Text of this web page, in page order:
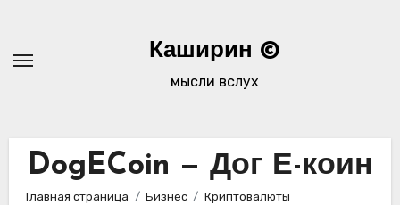
содержимому
Каширин ©
мысли вслух
DogECoin — Дог Е-коин
Главная страница Бизнес
Криптовалюты